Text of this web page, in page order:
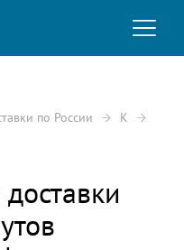
по России К